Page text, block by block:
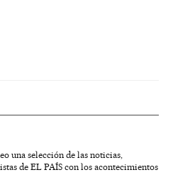
una selección de las noticias,
de EL PAÍS con los acontecimientos